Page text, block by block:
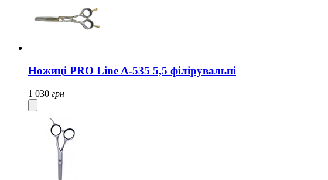
Ножиці PRO Line A-535 5,5 філірувальні
1 030 грн